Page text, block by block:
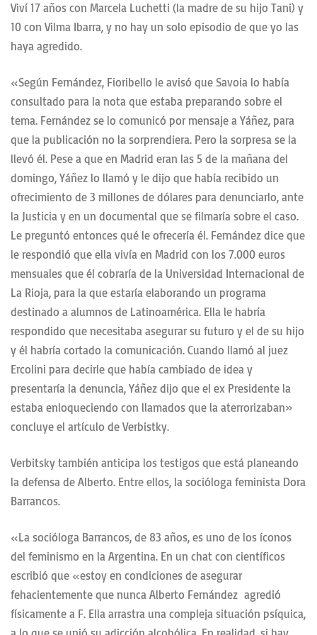
Viví 17 años con Marcela Luchetti (la madre de su hijo Tani) y
10 con Vilma Ibarra, y no hay un solo episodio de que yo las
haya agredido.
«Según Fernández, Fioribello le avisó que Savoia lo había
consultado para la nota que estaba preparando sobre el
tema. Fernández se lo comunicó por mensaje a Yáñez, para
que la publicación no la sorprendiera. Pero la sorpresa se la
llevó él. Pese a que en Madrid eran las 5 de la mañana del
domingo, Yáñez lo llamó y le dijo que había recibido un
ofrecimiento de 3 millones de dólares para denunciarlo, ante
la Justicia y en un documental que se filmaría sobre el caso.
Le preguntó entonces qué le ofrecería él. Fernández dice que
le respondió que ella vivía en Madrid con los 7.000 euros
mensuales que él cobraría de la Universidad Internacional de
La Rioja, para la que estaría elaborando un programa
destinado a alumnos de Latinoamérica. Ella le habría
respondido que necesitaba asegurar su futuro y el de su hijo
y él habría cortado la comunicación. Cuando llamó al juez
Ercolini para decirle que había cambiado de idea y
presentaría la denuncia, Yáñez dijo que el ex Presidente la
estaba enloqueciendo con llamados que la aterrorizaban»
concluye el artículo de Verbistky.
Verbitsky también anticipa los testigos que está planeando
la defensa de Alberto. Entre ellos, la socióloga feminista Dora
Barrancos.
«La socióloga Barrancos, de 83 años, es uno de los íconos
del feminismo en la Argentina. En un chat con científicos
escribió que «estoy en condiciones de asegurar
fehacientemente que nunca Alberto Fernández agredió
físicamente a F. Ella arrastra una compleja situación psíquica,